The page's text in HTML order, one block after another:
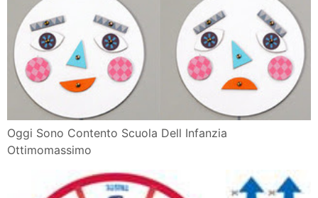
Oggi Sono Contento Scuola Dell Infanzia
Ottimomassimo